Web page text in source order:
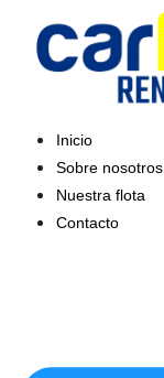
contenido
Inicio
Sobre nosotros
Nuestra flota
Contacto